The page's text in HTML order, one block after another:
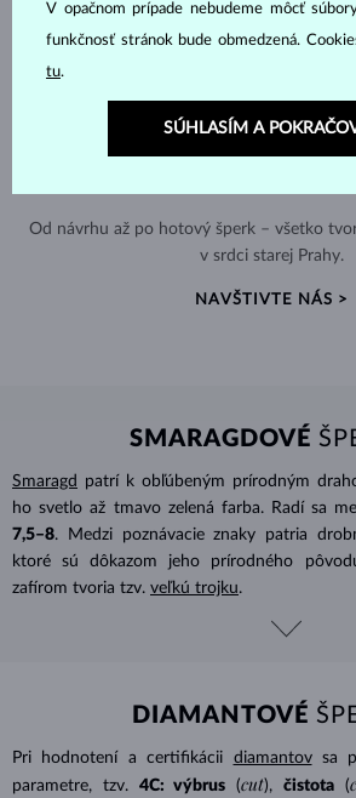
Od návrhu až po hotový šperk – všetko
v srdci starej Prahy.
NAVŠTIVTE NÁS >
SMARAGDOVÉ
Smaragd
patrí k obľúbeným prírodným
ho svetlo až tmavo zelená farba. Radí sa
7,5–8. Medzi poznávacie znaky patria
ktoré sú dôkazom jeho prírodného
zafírom tvoria tzv. veľkú trojku.
DIAMANTOVÉ
Pri hodnotení a certifikácii diamantovsa
parametre, tzv.
4C: výbrus (cut), čistota (
V opačnom prípade nebudeme môcť
funkčnosť stránok bude obmedzená.
tu.
SÚHLASÍM A